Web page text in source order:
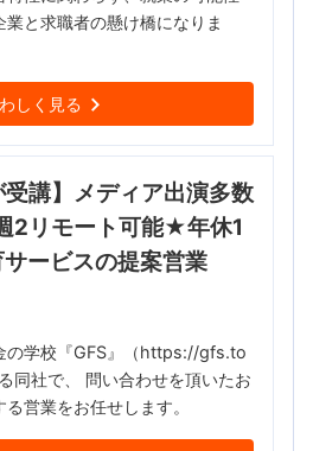
と求職者の懸け橋になりま
しく見る
受講】メディア出演多数
2リモート可能★年休1
ービスの提案営業
の学校『GFS』（https://gfs.to
同社で、 問い合わせを頂いたお
営業をお任せします。